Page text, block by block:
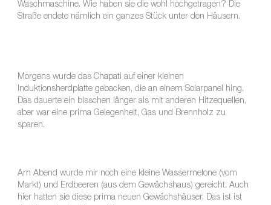
Waschmaschine. Wie haben sie die wohl hochgetragen? Die
Straße endete nämlich ein ganzes Stück unter den Häusern.
Morgens wurde das Chapati auf einer kleinen
Induktionsherdplatte gebacken, die an einem Solarpanel hing.
Das dauerte ein bisschen länger als mit anderen Hitzequellen,
aber war eine prima Gelegenheit, Gas und Brennholz zu
sparen.
Am Abend wurde mir noch eine kleine Wassermelone (vom
Markt) und Erdbeeren (aus dem Gewächshaus) gereicht. Auch
hier hatten sie diese prima neuen Gewächshäuser. Das ist ist